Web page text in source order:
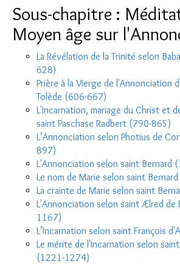
Sous-chapitre :
Moyen âge sur
La Révélation de la Trinité selon
628)
Prière à la Vierge de l'Annonciation
Tolède (606-667)
L'Incarnation, mariage du Christ et
saint Paschase Radbert (790-865)
L’Annonciation selon Photius de
897)
L'Annonciation selon saint Bernard
Le nom de Marie selon saint
La crainte de Marie selon saint
L'Annonciation selon saint Ælred de
1167)
L’Incarnation selon saint François
Le mérite de l'Incarnation selon
(1221-1274)